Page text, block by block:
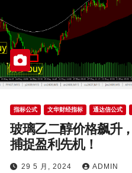
指标公式 文华财经指标 通达信公式
玻璃乙二醇价格飙升
捕捉盈利先机！
29 5 月, 2024 ADMIN